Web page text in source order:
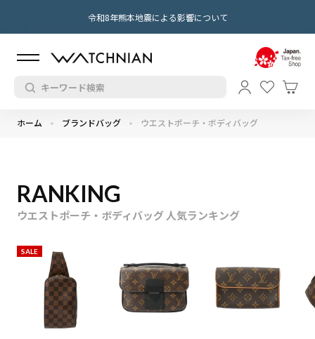
令和8年熊本地震による影響について
ホーム ブランドバッグ ウエストポーチ・ボディバッグ
RANKING
ウエストポーチ・ボディバッグ 人気ランキング
SALE